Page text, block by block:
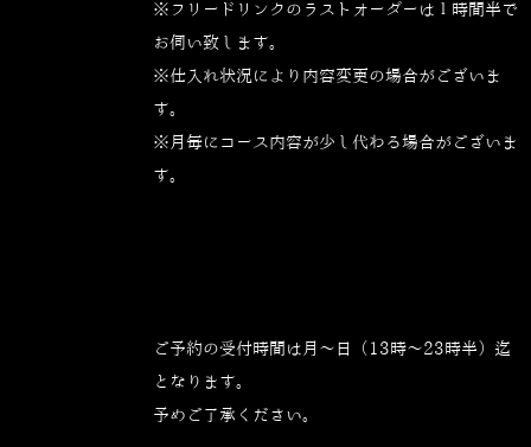
※フリードリンクのラストオーダーは１時間半で
お伺い致します。
※仕入れ状況により内容変更の場合がございま
す。
※月毎にコース内容が少し代わる場合がございま
す。
ご予約の受付時間は月～日（13時～23時半）迄
となります。
予めご了承ください。